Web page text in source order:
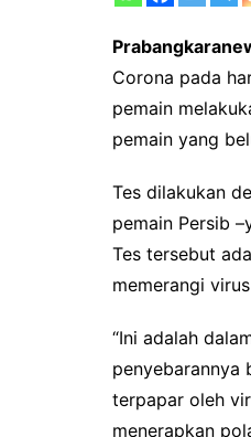
Corona pada
pemain
pemain yang
Tes dilakukan
pemain Persib
Tes tersebut
memerangi
“Ini adalah
penyebarannya
terpapar oleh
menerapkan